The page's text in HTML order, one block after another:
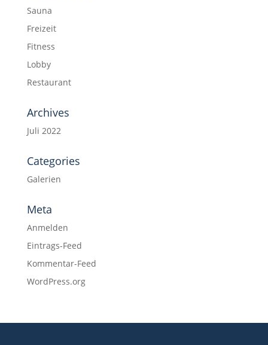
Sauna
Freizeit
Fitness
Lobby
Restaurant
Archives
Juli 2022
Categories
Galerien
Meta
Anmelden
Eintrags-Feed
Kommentar-Feed
WordPress.org